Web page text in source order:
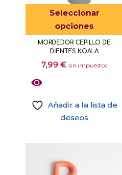
Seleccionar
opciones
MORDEDOR CEPILLO DE
DIENTES KOALA
7,99€ sin impuestos
Añadir a la lista de
deseos
múltiples